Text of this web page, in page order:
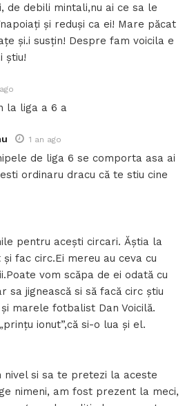
de debili mintali,nu ai ce sa le
și reduși ca ei! Mare păcat
și.i susțin! Despre fam voicila e
știu!
la liga a 6 a
1 an ago
de liga 6 se comporta asa ai
ordinaru dracu că te stiu cine
pentru acești circari. Ăștia la
fac circ.Ei mereu au ceva cu
vom scăpa de ei odată cu
sa jignească si să facă circ știu
marele fotbalist Dan Voicilă.
ionut”,că si-o lua și el.
nivel si sa te pretezi la aceste
nimeni, am fost prezent la meci,